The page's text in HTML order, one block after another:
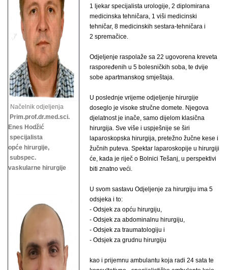
Načelnik odjeljenja
Prim.prof.dr.med.sci.
Enes Hodžić
specijalista
opće hirurgije,
subspec.
vaskularne hirurgije
1 ljekar specijalista urologije, 2 diplomirana
medicinska tehničara, 1 viši medicinski
tehničar, 8 medicinskih sestara-tehničara i
2 spremačice.
Odjeljenje raspolaže sa 22 ugovorena kreveta
raspoređenih u 5 bolesničkih soba, te dvije
sobe apartmanskog smještaja.
U poslednje vrijeme odjeljenje hirurgije
doseglo je visoke stručne domete. Njegova
djelatnost je inače, samo dijelom klasična
hirurgija. Sve više i uspješnije se širi
laparoskopska hirurgija, pretežno žučne kese i
žučnih puteva. Spektar laparoskopije u hirurgiji
će, kada je riječ o Bolnici Tešanj, u perspektivi
biti znatno veći.
U svom sastavu Odjeljenje za hirurgiju ima 5
odsjeka i to:
- Odsjek za opću hirurgiju,
- Odsjek za abdominalnu hirurgiju,
- Odsjek za traumatologiju i
- Odsjek za grudnu hirurgiju
kao i prijemnu ambulantu koja radi 24 sata te